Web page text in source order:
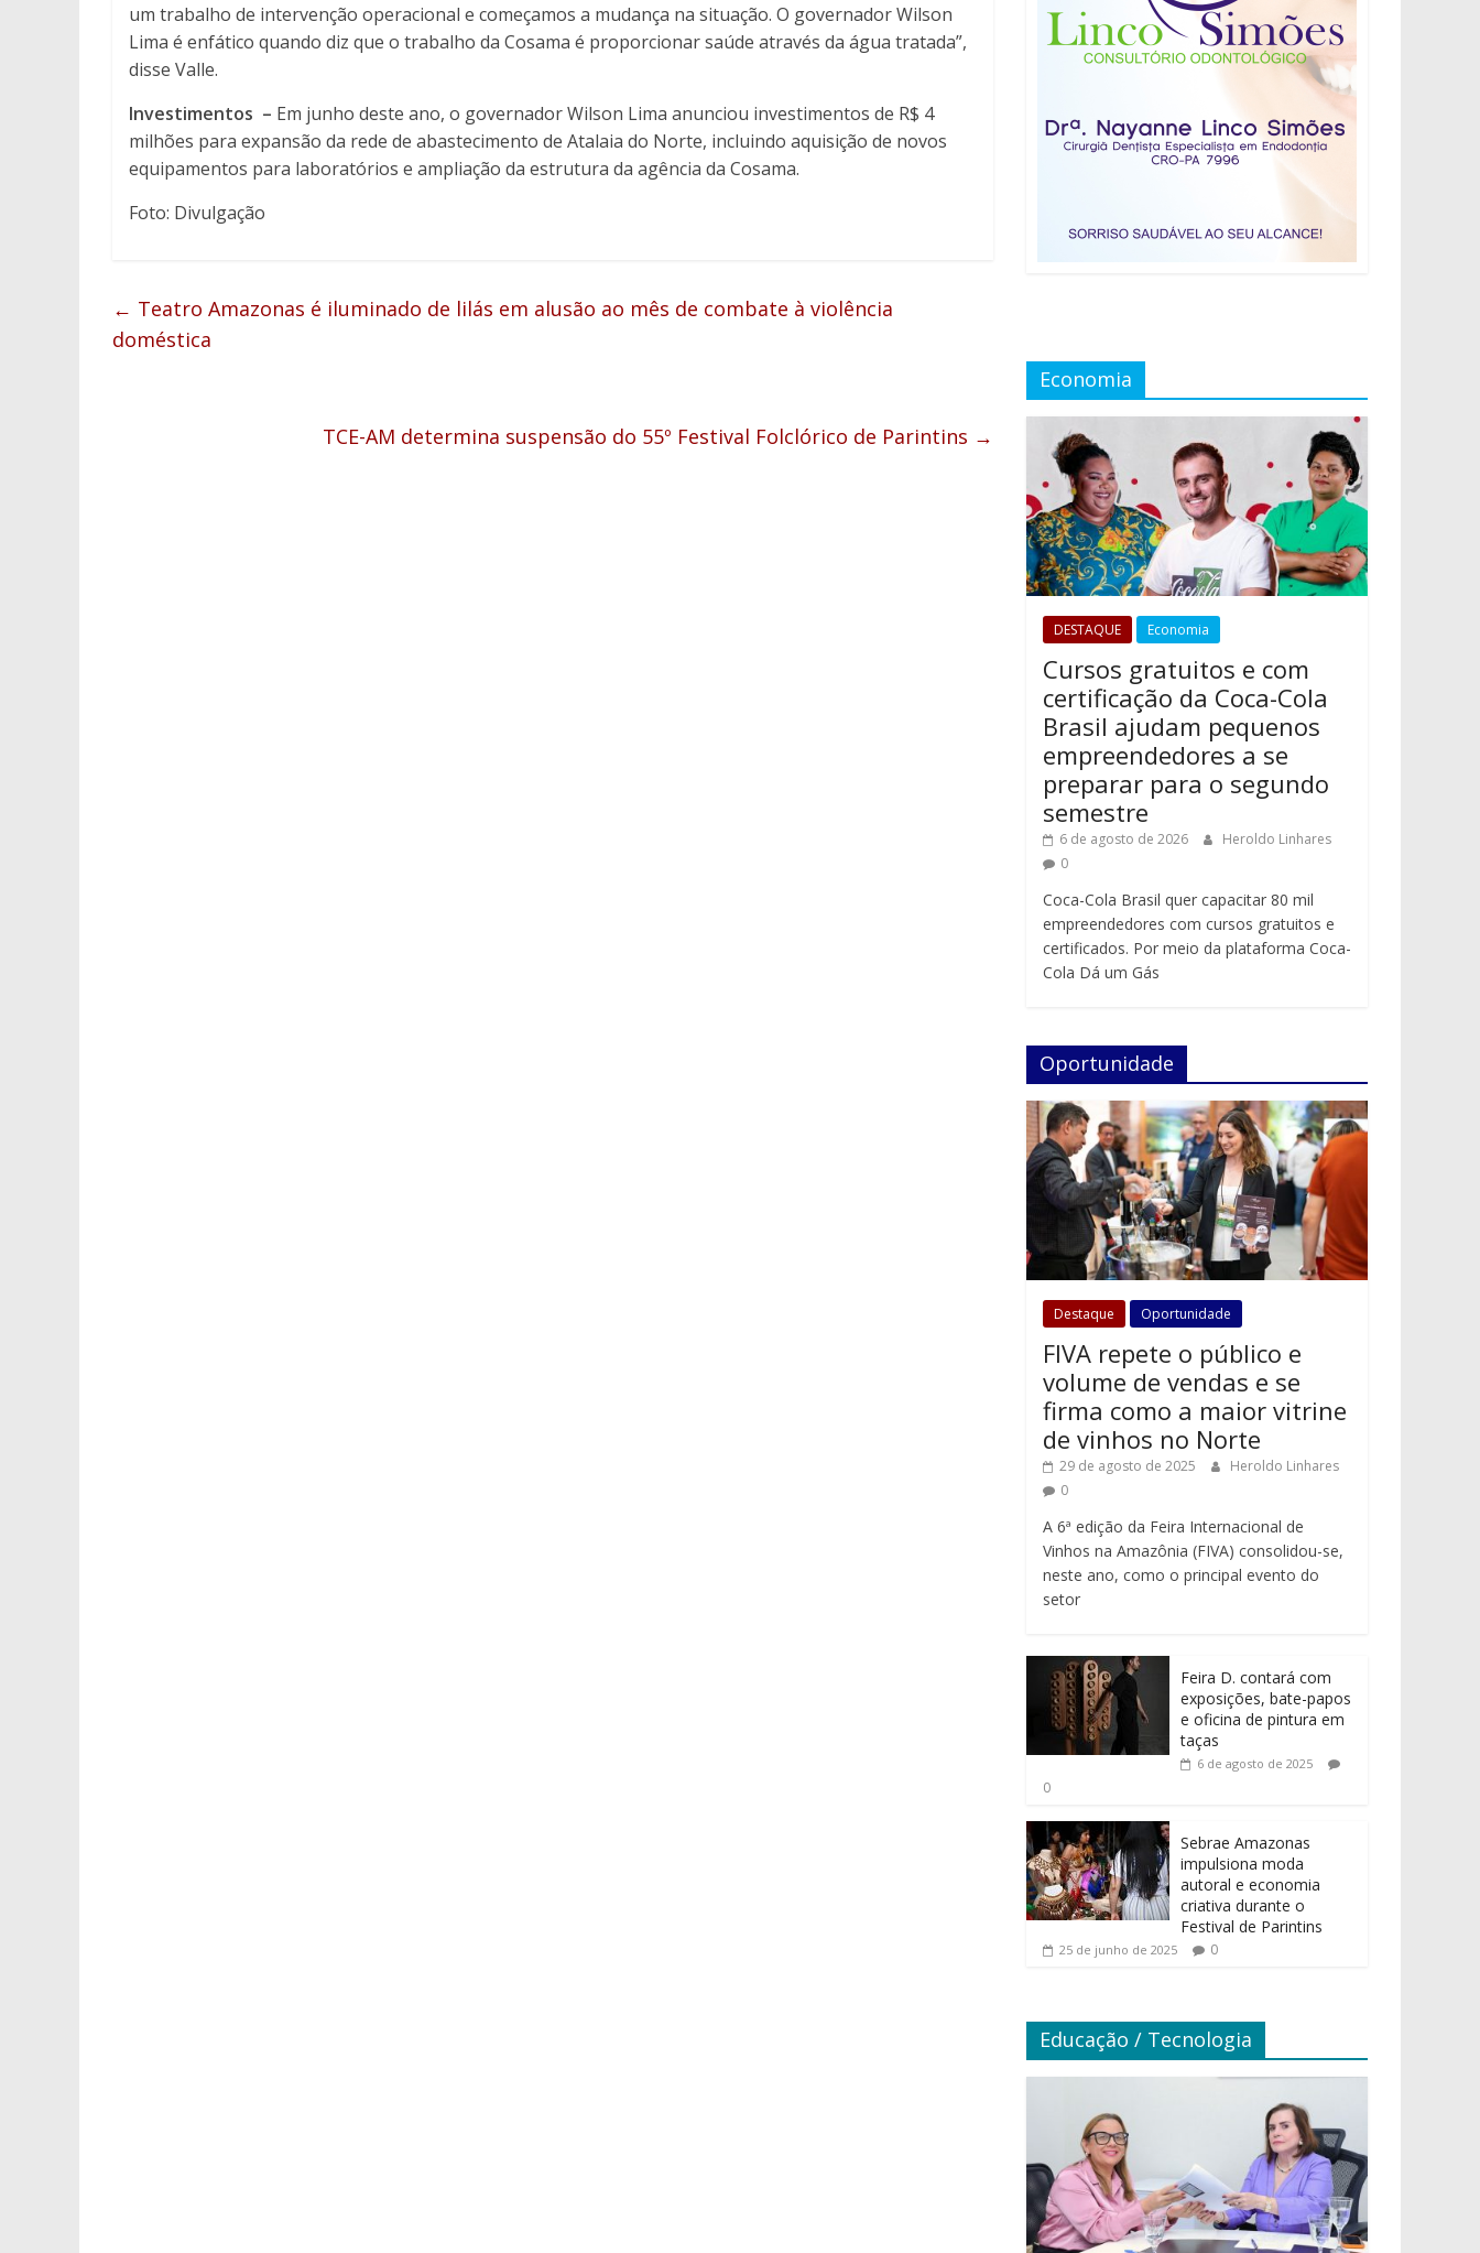
um trabalho de intervenção operacional e começamos a mudança na situação. O governador Wilson
Lima é enfático quando diz que o trabalho da Cosama é proporcionar saúde através da água tratada”,
disse Valle.
Investimentos – Em junho deste ano, o governador Wilson Lima anunciou investimentos de R$ 4
milhões para expansão da rede de abastecimento de Atalaia do Norte, incluindo aquisição de novos
equipamentos para laboratórios e ampliação da estrutura da agência da Cosama.
Foto: Divulgação
← Teatro Amazonas é iluminado de lilás em alusão ao mês de combate à violência
doméstica
TCE-AM determina suspensão do 55º Festival Folclórico de Parintins →
Economia
DESTAQUE Economia
Cursos gratuitos e com
certificação da Coca-Cola
Brasil ajudam pequenos
empreendedores a se
preparar para o segundo
semestre
6 de agosto de 2026
Heroldo Linhares
0
Coca-Cola Brasil quer capacitar 80 mil
empreendedores com cursos gratuitos e
certificados. Por meio da plataforma Coca-
Cola Dá um Gás
Oportunidade
Destaque Oportunidade
FIVA repete o público e
volume de vendas e se
firma como a maior vitrine
de vinhos no Norte
29 de agosto de 2025
Heroldo Linhares
0
A 6ª edição da Feira Internacional de
Vinhos na Amazônia (FIVA) consolidou-se,
neste ano, como o principal evento do
setor
Feira D. contará com
exposições, bate-papos
e oficina de pintura em
taças
6 de agosto de 2025
0
Sebrae Amazonas
impulsiona moda
autoral e economia
criativa durante o
Festival de Parintins
25 de junho de 2025 0
Educação / Tecnologia